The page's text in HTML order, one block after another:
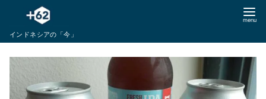
テインドネシアの「今」